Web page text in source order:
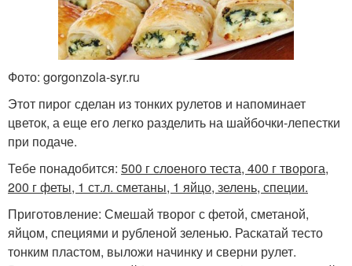
Фото: gorgonzola-syr.ru
Этот пирог сделан из тонких рулетов и напоминает
цветок, а еще его легко разделить на шайбочки-лепестки
при подаче.
Тебе понадобится: 500 г слоеного теста, 400 г творога,
200 г феты, 1 ст.л. сметаны, 1 яйцо, зелень, специи.
Приготовление: Смешай творог с фетой, сметаной,
яйцом, специями и рубленой зеленью. Раскатай тесто
тонким пластом, выложи начинку и сверни рулет.